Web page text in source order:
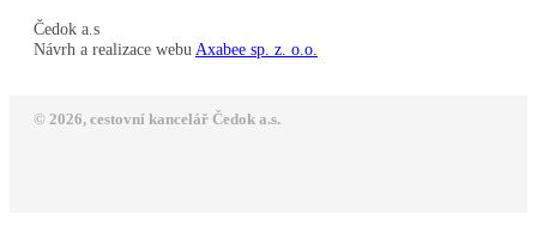
Čedok a.s
Návrh a realizace webu Axabee sp. z. o.o.
© 2026, cestovní kancelář Čedok a.s.